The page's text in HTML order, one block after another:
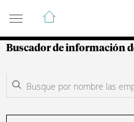
Guía de
Buscador de información